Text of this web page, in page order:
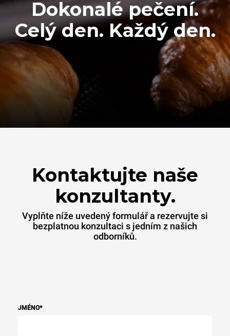
Dokonalé pečení.
Celý den. Každý den.
Kontaktujte naše
konzultanty.
Vyplňte níže uvedený formulář a rezervujte si
bezplatnou konzultaci s jedním z našich
odborníků.
JMÉNO*